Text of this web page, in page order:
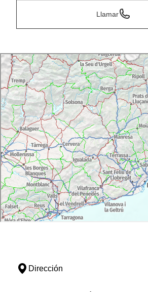
Llamar
Dirección